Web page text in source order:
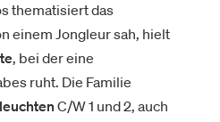
thematisiert das
einem Jongleur sah, hielt
, bei der eine
ruht. Die Familie
C/W 1 und 2, auch